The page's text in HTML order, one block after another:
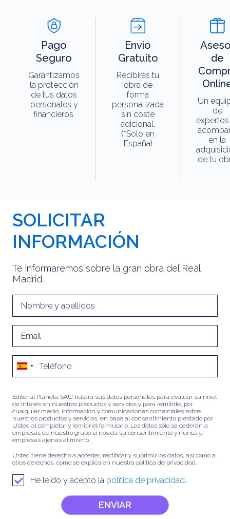
Pago
Seguro
Garantizamos
la protección
de tus datos
personales y
financieros.
Envío
Gratuito
Recibirás tu
obra de
forma
personalizada
sin coste
adicional.
(*Solo en
España)
de
Un
de
en la
de tu
SOLICITAR
INFORMACIÓN
Te informaremos sobre la gran obra del Real
Madrid.
Editorial Planeta SAU tratará sus datos personales para evaluar su nivel
de interés en nuestros productos y servicios y para remitirle, por
cualquier medio, información y comunicaciones comerciales sobre
nuestros productos y servicios, en base al consentimiento prestado por
Usted al completar y remitir el formulario. Los datos sólo se cederán a
empresas de nuestro grupo si nos da su consentimiento y nunca a
empresas ajenas al mismo.
Usted tiene derecho a acceder, rectificar y suprimir los datos, así como a
otros derechos, como se explica en nuestra política de privacidad.
He leído y acepto la política de privacidad.
ENVIAR